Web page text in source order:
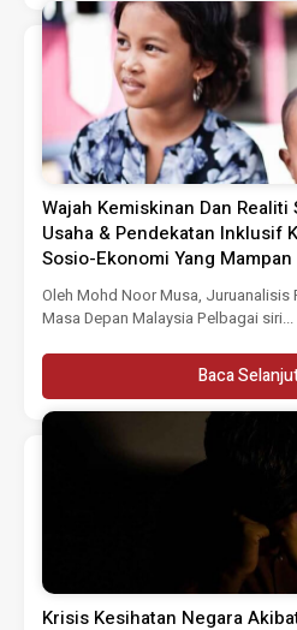
Wajah Kemiskinan Dan
Usaha & Pendekatan Inklusif
Sosio-Ekonomi Yang Mampan
Oleh Mohd Noor Musa,
Masa Depan Malaysia Pelbagai siri...
Baca
Krisis Kesihatan Negara